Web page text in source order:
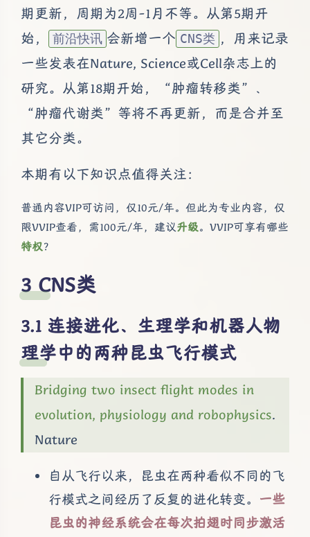
期更新，周期为2周-1月不等。从第5期开
始，
前沿快讯 会新增一个 CNS类 ，用来记录
一些发表在Nature, Science或Cell杂志上的
研究。从第18期开始，“肿瘤转移类”、
“肿瘤代谢类”等将不再更新，而是合并至
其它分类。
本期有以下知识点值得关注：
普通内容VIP可访问，仅10元/年。但此为专业内容，仅
限VVIP查看，需100元/年，建议升级。VVIP可享有哪些
特权？
CNS类
连接进化、生理学和机器人物
理学中的两种昆虫飞行模式
Bridging two insect flight modes in
evolution, physiology and robophysics.
Nature
自从飞行以来，昆虫在两种看似不同的飞
行模式之间经历了反复的进化转变。 一些
昆虫的神经系统会在每次拍翅时同步激活